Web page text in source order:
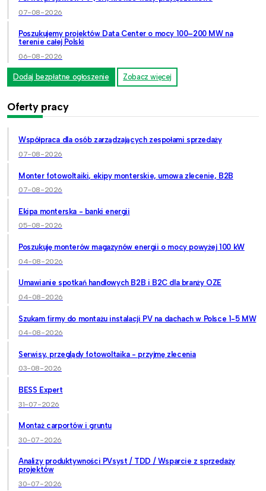
07-08-2026
Poszukujemy projektów Data Center o mocy 100–200 MW na
terenie całej Polski
06-08-2026
Dodaj bezpłatne ogłoszenie Zobacz więcej
Oferty pracy
Współpraca dla osób zarządzających zespołami sprzedaży
07-08-2026
Monter fotowoltaiki, ekipy monterskie, umowa zlecenie, B2B
07-08-2026
Ekipa monterska - banki energii
05-08-2026
Poszukuję monterów magazynów energii o mocy powyżej 100 kW
04-08-2026
Umawianie spotkań handlowych B2B i B2C dla branży OZE
04-08-2026
Szukam firmy do montażu instalacji PV na dachach w Polsce 1-5 MW
04-08-2026
Serwisy, przeglądy fotowoltaika - przyjmę zlecenia
03-08-2026
BESS Expert
31-07-2026
Montaż carportów i gruntu
30-07-2026
Analizy produktywności PVsyst / TDD / Wsparcie z sprzedaży
projektów
30-07-2026